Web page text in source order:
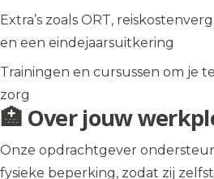
Extra’s zoals ORT,
en een eindejaarsuitkering
Trainingen en cursussen om je
zorg
🏥 Over jouw
Onze opdrachtgever
fysieke beperking, zodat zij